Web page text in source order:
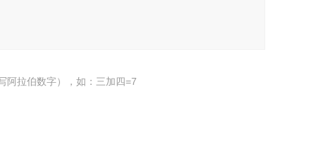
阿拉伯数字），如：三加四=7